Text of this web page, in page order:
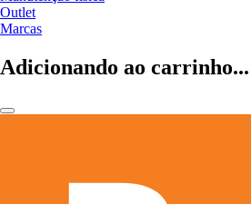
Outlet
Marcas
Adicionando ao carrinho...